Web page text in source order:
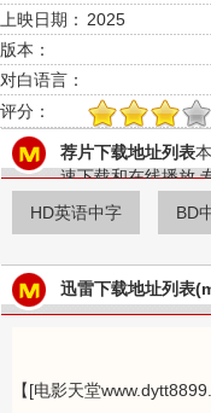
上映日期： 2025
版本：
对白语言：
评分：
1 3 4 5
荐片下载地址列表
速下载和在线播放
HD英语中字
BD
迅雷下载地址列
【[电影天堂